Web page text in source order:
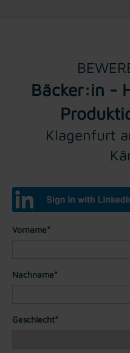
Bäcker:in -
Klagenfurt
Vorname*
Nachname*
Geschlecht*